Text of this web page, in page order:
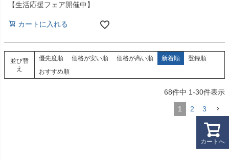
【生活応援フェア開催中】
カートに入れる
並び替
え
優先度順 価格が安い順 価格が高い順 新着順
登録順
おすすめ順
68件中 1-30件表示
1 2 3
カートへ